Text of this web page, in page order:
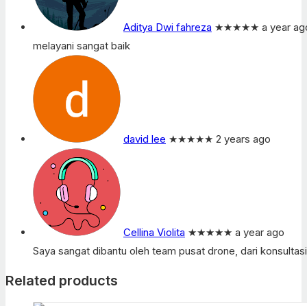
Aditya Dwi fahreza ★★★★★ a year
melayani sangat baik
david lee ★★★★★ 2 years ago
Cellina Violita ★★★★★ a year ago
Saya sangat dibantu oleh team pusat drone, dari
Related products